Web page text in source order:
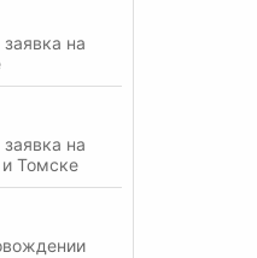
на
на
Томске